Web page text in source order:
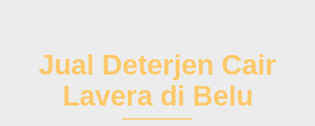
Jual Deterjen Cair
Lavera di Belu